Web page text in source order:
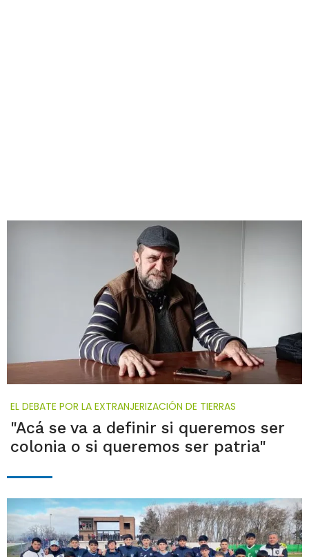
EL DEBATE POR LA EXTRANJERIZACIÓN DE TIERRAS
"Acá se va a definir si queremos ser
colonia o si queremos ser patria"